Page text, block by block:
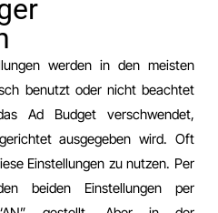
werden in den meisten
benutzt oder nicht beachtet
Ad Budget verschwendet,
ausgegeben wird. Oft
Einstellungen zu nutzen. Per
beiden Einstellungen per